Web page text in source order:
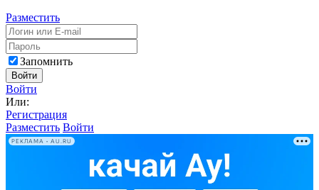
Разместить
Запомнить
Войти
Войти
Или:
Регистрация
Разместить Войти
РЕКЛАМА • AU.RU